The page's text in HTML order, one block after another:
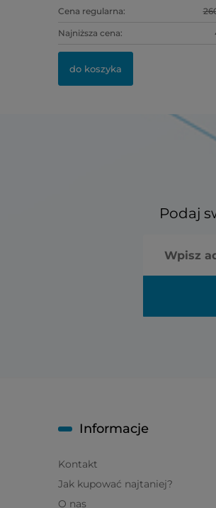
Cena regularna:
Najniższa cena:
do koszyka
Podaj
Informacje
Kontakt
Jak kupować najtaniej?
O nas